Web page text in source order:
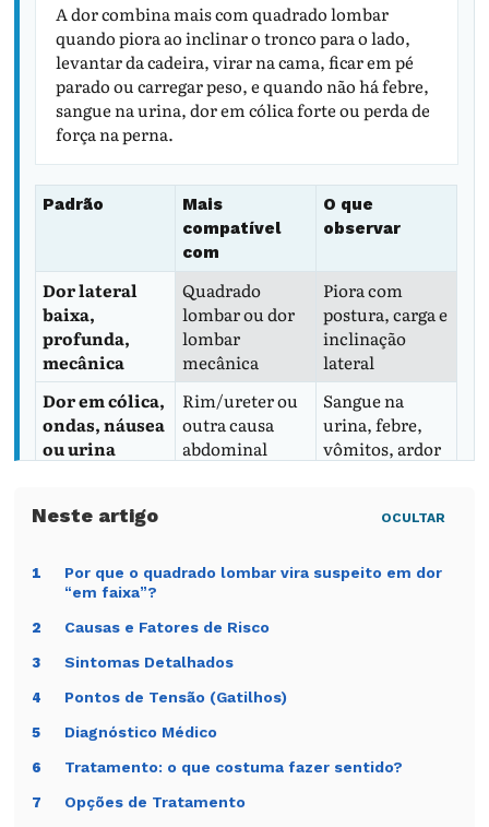
A dor combina mais com quadrado lombar
quando piora ao inclinar o tronco para o lado,
levantar da cadeira, virar na cama, ficar em pé
parado ou carregar peso, e quando não há febre,
sangue na urina, dor em cólica forte ou perda de
força na perna.
Padrão
Mais
compatível
com
O que
observar
Dor lateral
baixa,
profunda,
mecânica
Quadrado
lombar ou dor
lombar
mecânica
Piora com
postura, carga e
inclinação
lateral
Dor em cólica,
ondas, náusea
ou urina
Rim/ureter ou
outra causa
abdominal
Sangue na
urina, febre,
vômitos, ardor
Dor descendo
Formigamento,
Dor perto da
articulação
quadril ou
OCULTAR
1
Por que o quadrado lombar vira suspeito em dor
“em faixa”?
2 Causas e Fatores de Risco
3 Sintomas Detalhados
4 Pontos de Tensão (Gatilhos)
5 Diagnóstico Médico
6 Tratamento: o que costuma fazer sentido?
7 Opções de Tratamento